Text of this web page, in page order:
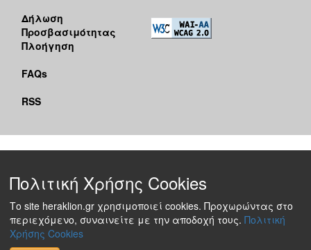
Δήλωση
Προσβασιμότητας
Πλοήγηση
FAQs
RSS
Πολιτική Χρήσης Cookies
Το site heraklion.gr χρησιμοποιεί cookies. Προχωρώντας στο
περιεχόμενο, συναινείτε με την αποδοχή τους. Πολιτική
Χρήσης Cookies